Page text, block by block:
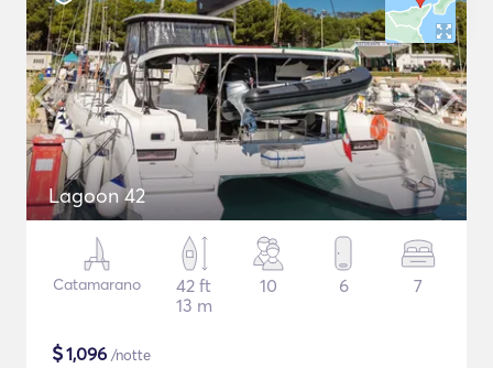
Lagoon 42
Catamarano
42 ft
13 m
10 6 7
$1,096 /notte